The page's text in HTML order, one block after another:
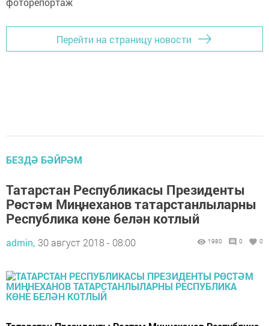
Перейти на страницу новости
БЕЗДӘ БӘЙРӘМ
Татарстан Республикасы Президенты
Рөстәм Миңнеханов татарстанлыларны
Республика көне белән котлый
admin, 30 август 2018 - 08:00 1980 0 0